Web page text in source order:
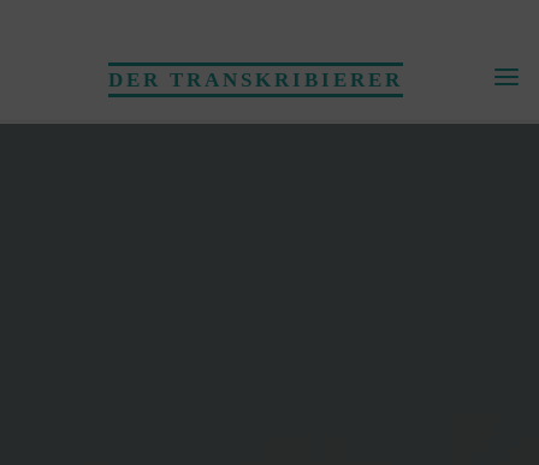
DER TRANSKRIBIERER